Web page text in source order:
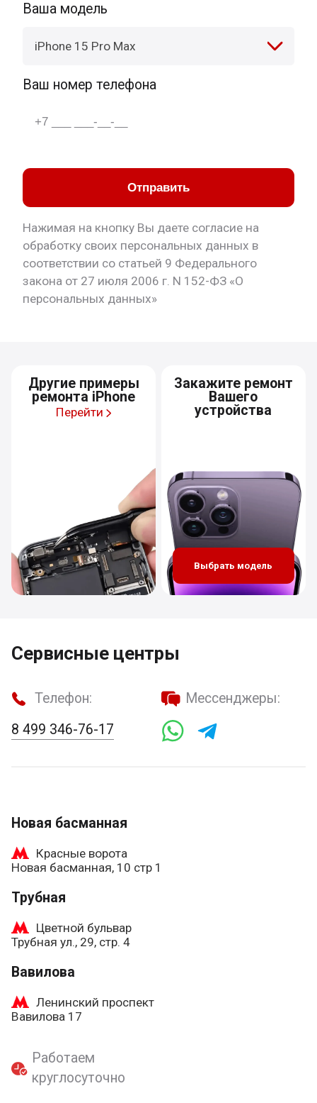
Ваша модель
iPhone 15 Pro Max
Ваш номер телефона
Отправить
Нажимая на кнопку Вы даете согласие на
обработку своих персональных данных в
соответствии со статьей 9 Федерального
закона от 27 июля 2006 г. N 152-ФЗ «О
персональных данных»
Другие примеры
ремонта iPhone
Перейти
Закажите ремонт
Вашего
устройства
Выбрать модель
Сервисные центры
Телефон:
8 499 346-76-17
Мессенджеры:
Новая басманная
Красные ворота
Новая басманная, 10 стр 1
Трубная
Цветной бульвар
Трубная ул., 29, стр. 4
Вавилова
Ленинский проспект
Вавилова 17
Работаем
круглосуточно